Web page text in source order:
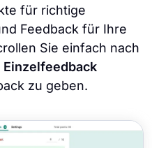
für richtige
Feedback für Ihre
Sie einfach nach
Einzelfeedback
zu geben.